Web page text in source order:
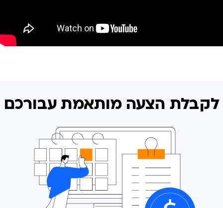
לקבלת הצעה מותאמת עבורכם